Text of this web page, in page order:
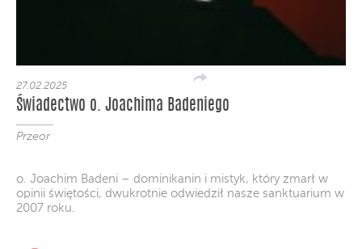
27.02.2025
Świadectwo o. Joachima Badeniego
Przeor
o. Joachim Badeni – dominikanin i mistyk, który zmarł w
opinii świętości, dwukrotnie odwiedził nasze sanktuarium w
2007 roku.